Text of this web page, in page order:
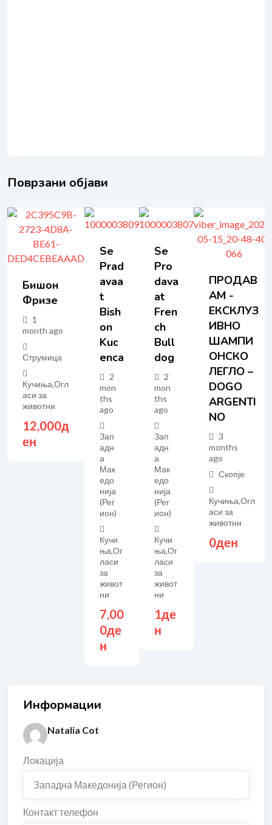
Поврзани објави
Бишон
Фризе
1
month ago
Струмица
Кучиња,Огл
аси за
животни
12,000д
ен
Se
Prad
Avaa
T
Bish
On
Kuc
Enca
2
mon
ths
ago
Зап
адн
а
Мак
едо
нија
(Рег
ион)
Кучи
ња,Ог
ласи
за
живот
ни
7,00
0де
н
Se
Pro
Dava
At
Fren
Ch
Bull
Dog
2
mon
ths
ago
Зап
адн
а
Мак
едо
нија
(Рег
ион)
Кучи
ња,Ог
ласи
за
живот
ни
1де
н
ПРОДАВ
АМ -
ЕКСКЛУЗ
ИВНО
ШАМПИ
ОНСКО
ЛЕГЛО –
DOGO
ARGENTI
NO
3
months
ago
Скопје
Кучиња,Огл
аси за
животни
0ден
Информации
Natalia Cot
Локација
Западна Македонија (Регион)
Контакт телефон